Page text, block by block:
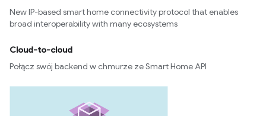
New IP-based smart home connectivity protocol that enables
broad interoperability with many ecosystems
Cloud-to-cloud
Połącz swój backend w chmurze ze Smart Home API